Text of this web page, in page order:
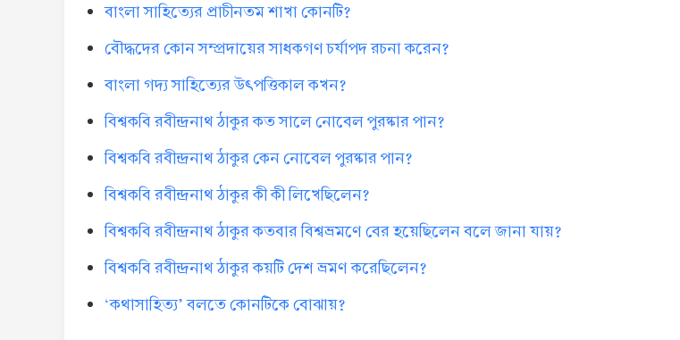
বাংলা সাহিত্যের প্রাচীনতম শাখা কোনটি?
বৌদ্ধদের কোন সম্প্রদায়ের সাধকগণ চর্যাপদ রচনা করেন?
বাংলা গদ্য সাহিত্যের উৎপত্তিকাল কখন?
বিশ্বকবি রবীন্দ্রনাথ ঠাকুর কত সালে নোবেল পুরষ্কার পান?
বিশ্বকবি রবীন্দ্রনাথ ঠাকুর কেন নোবেল পুরষ্কার পান?
বিশ্বকবি রবীন্দ্রনাথ ঠাকুর কী কী লিখেছিলেন?
বিশ্বকবি রবীন্দ্রনাথ ঠাকুর কতবার বিশ্বভ্রমণে বের হয়েছিলেন বলে জানা যায়?
বিশ্বকবি রবীন্দ্রনাথ ঠাকুর কয়টি দেশ ভ্রমণ করেছিলেন?
‘কথাসাহিত্য’ বলতে কোনটিকে বোঝায়?